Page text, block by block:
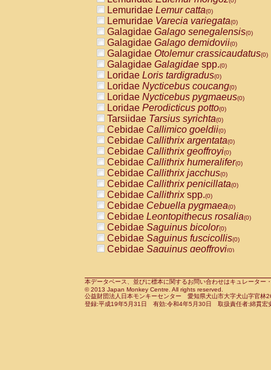
AtelidaeAlouatta seniculus
AtelidaeAlouattaspp.(0)
AtelidaeAteles belzebuth(0)
AtelidaeAteles geoffroyi(0)
AtelidaeAteles paniscus(0)
AtelidaeAtelesspp.(0)
Atelidae Lagothrix lagothricha
AtelidaeLagothrix lagothricha cana
PitheciidaeCacajao calvus
PitheciidaeCallicebus cupreus
PitheciidaeCallicebus donacophilus
PitheciidaeCallicebus moloch
PitheciidaeCallicebus torquatus
PitheciidaeCallicebusspp.(0)
PitheciidaeChiropotes satanas(0)
PitheciidaePithecia monachus
PitheciidaePithecia pithecia(0)
CercopithecidaeCercocebus agilis
CercopithecidaeCercocebus
CercopithecidaeCercocebus
CercopithecidaeCercocebus
CercopithecidaeCercocebus
CercopithecidaeCercocebushybrid
CercopithecidaePapio anubis(0)
CercopithecidaePapio cynocephalus
CercopithecidaePapio hamadryas(0)
Lemuridae Lemur catta(0)
Lemuridae Varecia variegata(0)
Galagidae Galago senegalensis(0)
Galagidae Galago demidovii(0)
Galagidae Otolemur crassicaudatus(0)
Galagidae Galagidae spp.(0)
Loridae Loris tardigradus(0)
Loridae Nycticebus coucang(0)
Loridae Nycticebus pygmaeus(0)
Loridae Perodicticus potto(0)
Tarsiidae Tarsius syrichta(0)
Cebidae Callimico goeldii(0)
Cebidae Callithrix argentata(0)
Cebidae Callithrix geoffroyi(0)
Cebidae Callithrix humeralifer(0)
Cebidae Callithrix jacchus(0)
Cebidae Callithrix penicillata(0)
Cebidae Callithrixspp.(0)
Cebidae Cebuella pygmaea(0)
Cebidae Leontopithecus rosalia(0)
Cebidae Saguinus bicolor(0)
Cebidae Saguinus fuscicollis(0)
Cebidae Saguinus geoffroyi(0)
CebidaeSaguinus leucopus(0)
CebidaeSaguinus midas(0)
Cebidae Saguinus mystax(0)
本データベース、並びに標本に関するお問い合わせはキュレータ
© 2013 Japan Monkey Centre. All rights reserved.
公益財団法人日本モンキーセンター 愛知県犬山市大字犬山字官
登録:平成19年5月31日 有効:令和4年5月30日 取扱責任者:綿貫宏